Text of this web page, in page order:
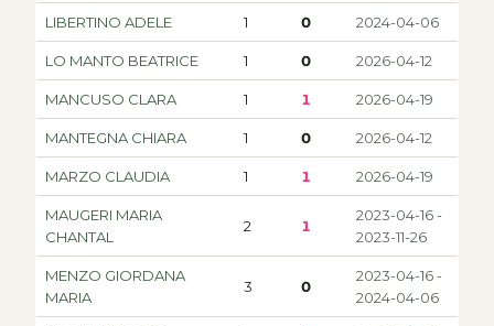
LIBERTINO ADELE 1 0 2024-04-06
LO MANTO BEATRICE 1 0 2026-04-12
MANCUSO CLARA 1 1 2026-04-19
MANTEGNA CHIARA 1 0 2026-04-12
MARZO CLAUDIA 1 1 2026-04-19
MAUGERI MARIA
CHANTAL
2 1
2023-04-16 -
2023-11-26
MENZO GIORDANA
MARIA
3 0
2023-04-16 -
2024-04-06